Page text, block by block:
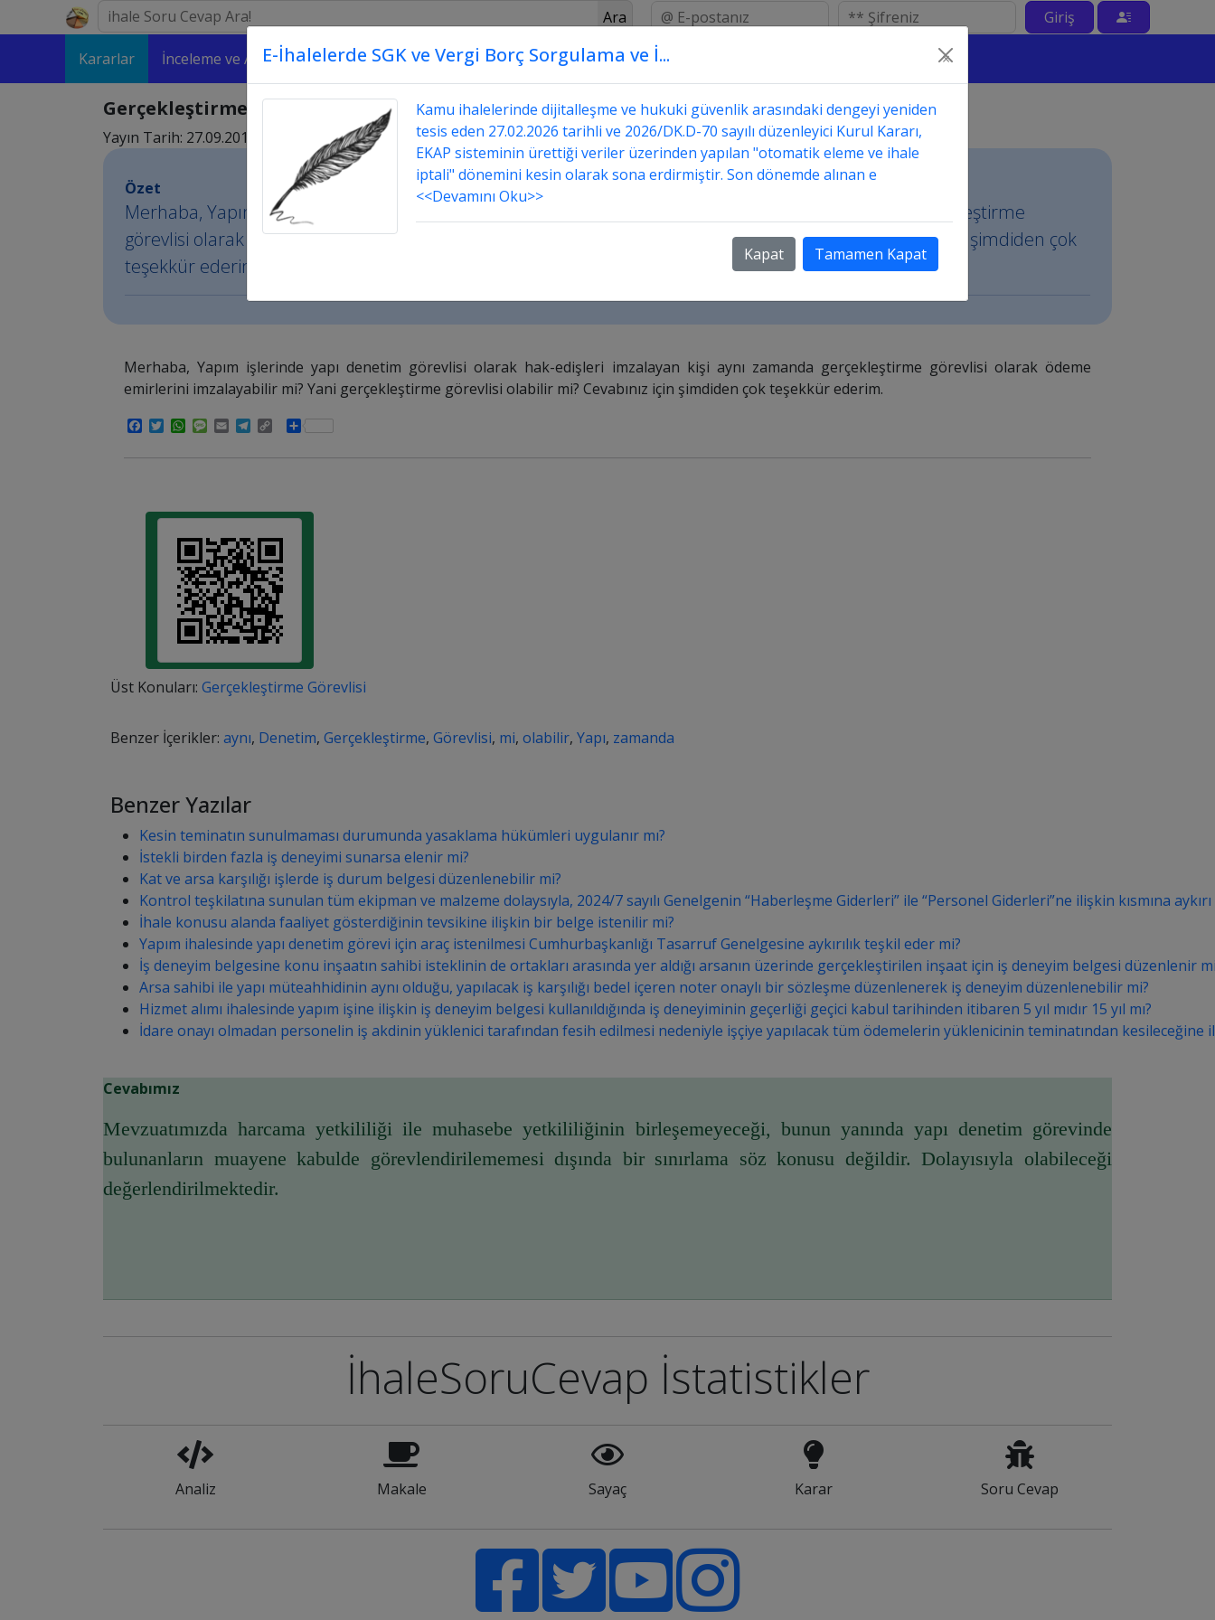
Ara Giriş
Kararlar İnceleme ve Analizler Makaleler Üstada Sor Danışmanlık Sorular ve Cevapları
Gerçekleştirme görevlisi aynı zamanda yapı denetim görevlisi olabilir mi?
Yayın Tarih: 27.09.2016 02:09
Özet
Merhaba, Yapım işlerinde yapı denetim görevlisi olarak hak-edişleri imzalayan kişi aynı zamanda gerçekleştirme
görevlisi olarak ödeme emirlerini imzalayabilir mi? Yani gerçekleştirme görevlisi olabilir mi? Cevabınız için şimdiden çok
teşekkür ederim.
Merhaba, Yapım işlerinde yapı denetim görevlisi olarak hak-edişleri imzalayan kişi aynı zamanda gerçekleştirme görevlisi olarak ödeme
emirlerini imzalayabilir mi? Yani gerçekleştirme görevlisi olabilir mi? Cevabınız için şimdiden çok teşekkür ederim.
Facebook
TwitterWhatsApp
Message
EmailTelegram
CopyShare
Üst Konuları: Gerçekleştirme Görevlisi
Benzer İçerikler: aynı, Denetim, Gerçekleştirme, Görevlisi, mi, olabilir, Yapı, zamanda
Benzer Yazılar
Kesin teminatın sunulmaması durumunda yasaklama hükümleri uygulanır mı?
İstekli birden fazla iş deneyimi sunarsa elenir mi?
Kat ve arsa karşılığı işlerde iş durum belgesi düzenlenebilir mi?
Kontrol teşkilatına sunulan tüm ekipman ve malzeme dolaysıyla, 2024/7 sayılı Genelgenin “Haberleşme Giderleri” ile “Personel Giderleri”ne ilişkin kısmına
İhale konusu alanda faaliyet gösterdiğinin tevsikine ilişkin bir belge istenilir mi?
Yapım ihalesinde yapı denetim görevi için araç istenilmesi Cumhurbaşkanlığı Tasarruf Genelgesine aykırılık teşkil eder mi?
İş deneyim belgesine konu inşaatın sahibi isteklinin de ortakları arasında yer aldığı arsanın üzerinde gerçekleştirilen inşaat için iş deneyim belgesi düzenlenir
Arsa sahibi ile yapı müteahhidinin aynı olduğu, yapılacak iş karşılığı bedel içeren noter onaylı bir sözleşme düzenlenerek iş deneyim düzenlenebilir mi?
Hizmet alımı ihalesinde yapım işine ilişkin iş deneyim belgesi kullanıldığında iş deneyiminin geçerliği geçici kabul tarihinden itibaren 5 yıl mıdır 15 yıl mı?
İdare onayı olmadan personelin iş akdinin yüklenici tarafından fesih edilmesi nedeniyle işçiye yapılacak tüm ödemelerin yüklenicinin teminatından kesileceğine
Cevabımız
Mevzuatımızda harcama yetkililiği ile muhasebe yetkililiğinin birleşemeyeceği, bunun yanında yapı denetim görevinde
bulunanların muayene kabulde görevlendirilememesi dışında bir sınırlama söz konusu değildir. Dolayısıyla olabileceği
değerlendirilmektedir.
İhaleSoruCevap İstatistikler
Analiz Makale Sayaç Karar Soru Cevap
E-İhalelerde SGK ve Vergi Borç Sorgulama ve İ... ×
Kamu ihalelerinde dijitalleşme ve hukuki güvenlik arasındaki dengeyi yeniden
tesis eden 27.02.2026 tarihli ve 2026/DK.D-70 sayılı düzenleyici Kurul Kararı,
EKAP sisteminin ürettiği veriler üzerinden yapılan "otomatik eleme ve ihale
iptali" dönemini kesin olarak sona erdirmiştir. Son dönemde alınan e
<<Devamını Oku>>
Kapat Tamamen Kapat